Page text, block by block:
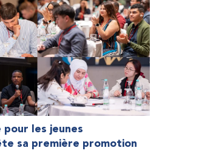
soins limités, il avait
était hospitalisé, et a fini
genoux. Ce n’est que
facteur fournis par le
de l’hémophilie
les jeunes
sa première promotion